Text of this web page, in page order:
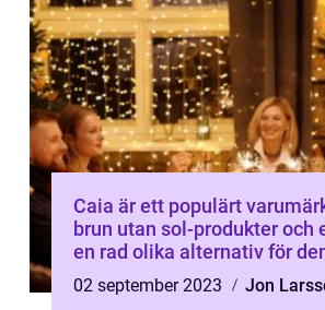
Caia är ett populärt
brun utan sol-produkter och
en rad olika alternativ för
önskar en solkysst hud utan
utsätta sig för solens
02 september 2023
Jon